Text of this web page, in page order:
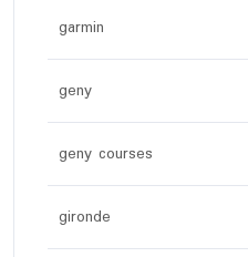
garmin
geny
geny courses
gironde